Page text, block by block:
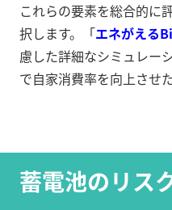
これらの要素を総合的に
択します。「エネがえる
慮した詳細なシミュレー
で自家消費率を向上させ
蓄電池のリス